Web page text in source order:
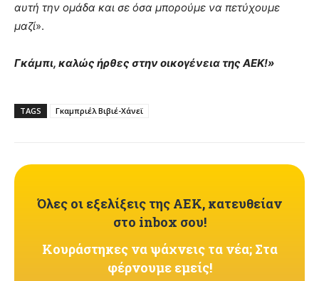
αυτή την ομάδα και σε όσα μπορούμε να πετύχουμε
μαζί».
Γκάμπι, καλώς ήρθες στην οικογένεια της ΑΕΚ!»
TAGS Γκαμπριέλ Βιβιέ-Χάνεϊ